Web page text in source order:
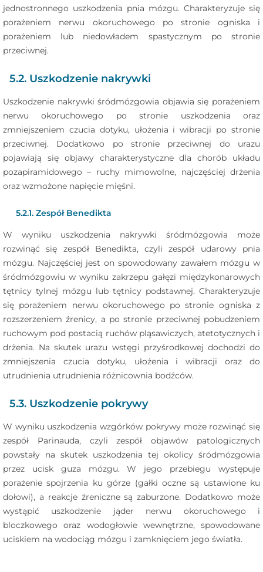
jednostronnego uszkodzenia pnia mózgu. Charakteryzuje się
porażeniem nerwu okoruchowego po stronie ogniska i
porażeniem lub niedowładem spastycznym po stronie
przeciwnej.
5.2. Uszkodzenie nakrywki
Uszkodzenie nakrywki śródmózgowia objawia się porażeniem
nerwu okoruchowego po stronie uszkodzenia oraz
zmniejszeniem czucia dotyku, ułożenia i wibracji po stronie
przeciwnej. Dodatkowo po stronie przeciwnej do urazu
pojawiają się objawy charakterystyczne dla chorób układu
pozapiramidowego – ruchy mimowolne, najczęściej drżenia
oraz wzmożone napięcie mięśni.
5.2.1. Zespół Benedikta
W wyniku uszkodzenia nakrywki śródmózgowia może
rozwinąć się zespół Benedikta, czyli zespół udarowy pnia
mózgu. Najczęściej jest on spowodowany zawałem mózgu w
śródmózgowiu w wyniku zakrzepu gałęzi międzykonarowych
tętnicy tylnej mózgu lub tętnicy podstawnej. Charakteryzuje
się porażeniem nerwu okoruchowego po stronie ogniska z
rozszerzeniem źrenicy, a po stronie przeciwnej pobudzeniem
ruchowym pod postacią ruchów pląsawiczych, atetotycznych i
drżenia. Na skutek urazu wstęgi przyśrodkowej dochodzi do
zmniejszenia czucia dotyku, ułożenia i wibracji oraz do
utrudnienia utrudnienia różnicownia bodźców.
5.3. Uszkodzenie pokrywy
W wyniku uszkodzenia wzgórków pokrywy może rozwinąć się
zespół Parinauda, czyli zespół objawów patologicznych
powstały na skutek uszkodzenia tej okolicy śródmózgowia
przez ucisk guza mózgu. W jego przebiegu występuje
porażenie spojrzenia ku górze (gałki oczne są ustawione ku
dołowi), a reakcje źreniczne są zaburzone. Dodatkowo może
wystąpić uszkodzenie jąder nerwu okoruchowego i
bloczkowego oraz wodogłowie wewnętrzne, spowodowane
uciskiem na wodociąg mózgu i zamknięciem jego światła.